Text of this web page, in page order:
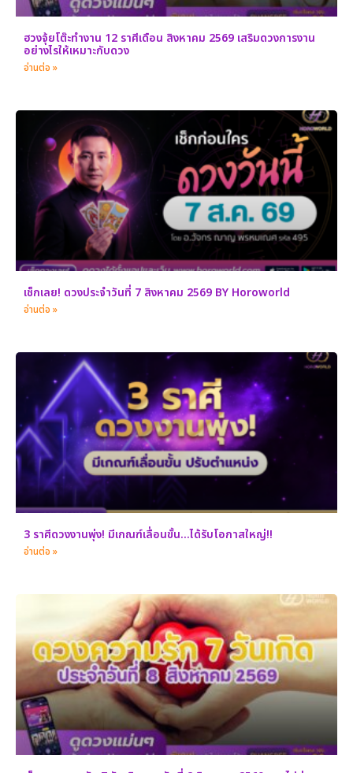
ฮวงจุ้ยโต๊ะทำงาน 12 ราศีเดือน สิงหาคม 2569 เสริมดวงการงาน
อย่างไรให้เหมาะกับดวง
อ่านต่อ »
เช็กเลย! ดวงประจำวันที่ 7 สิงหาคม 2569 BY Horoworld
อ่านต่อ »
3 ราศีดวงงานพุ่ง! มีเกณฑ์เลื่อนขั้น…ได้รับโอกาสใหญ่!!
อ่านต่อ »